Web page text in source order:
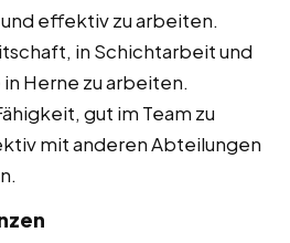
effektiv zu arbeiten.
in Schichtarbeit und
Herne zu arbeiten.
gut im Team zu
mit anderen Abteilungen